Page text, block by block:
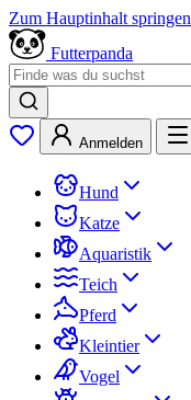
Zum Hauptinhalt springen
Futterpanda
Anmelden
Hund
Katze
Aquaristik
Teich
Pferd
Kleintier
Vogel